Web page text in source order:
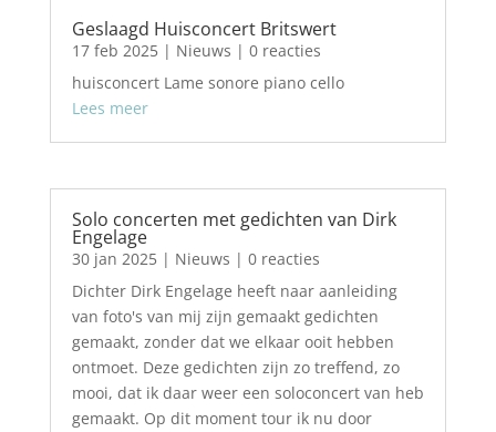
Geslaagd Huisconcert Britswert
17 feb 2025| Nieuws | 0 reacties
huisconcert Lame sonore piano cello
Lees meer
Solo concerten met gedichten van Dirk
Engelage
30 jan 2025| Nieuws | 0 reacties
Dichter Dirk Engelage heeft naar aanleiding
van foto's van mij zijn gemaakt gedichten
gemaakt, zonder dat we elkaar ooit hebben
ontmoet. Deze gedichten zijn zo treffend, zo
mooi, dat ik daar weer een soloconcert van heb
gemaakt. Op dit moment tour ik nu door